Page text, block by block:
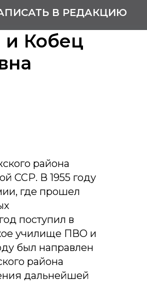
В РЕДАКЦИЮ
и Кобец
района
ССР. В 1955 году
где прошел
поступил в
училище ПВО и
был направлен
района
дальнейшей